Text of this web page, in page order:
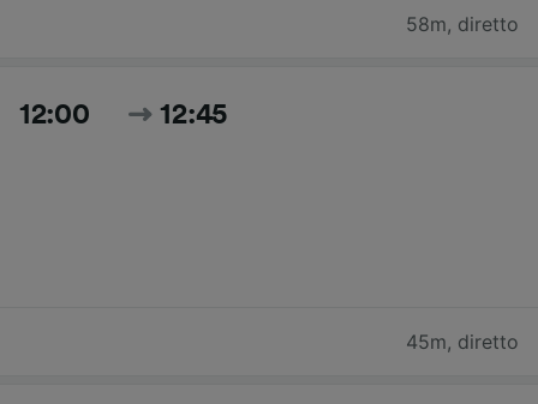
58m, diretto
12:00 12:45
45m, diretto